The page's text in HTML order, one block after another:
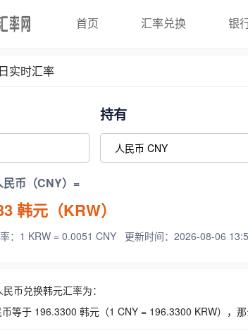
首页 汇率兑换 银
实时汇率
持有
民币（CNY）=
韩元（KRW）
：1 KRW = 0.0051 CNY 更新时间：2026-08-06
币兑换韩元汇率为：
等于 196.3300 韩元（1 CNY = 196.3300 KRW），